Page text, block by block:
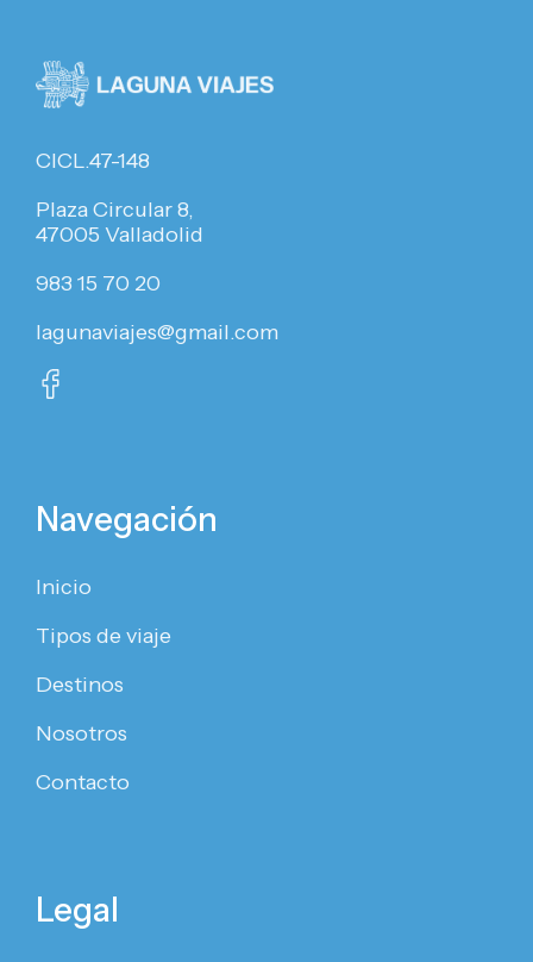
CICL.47-148
Plaza Circular 8,
47005 Valladolid
983 15 70 20
lagunaviajes@gmail.com
Navegación
Inicio
Tipos de viaje
Destinos
Nosotros
Contacto
Legal